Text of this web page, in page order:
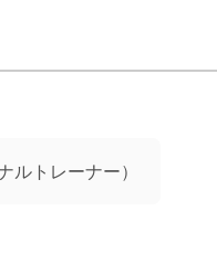
トレーナー）